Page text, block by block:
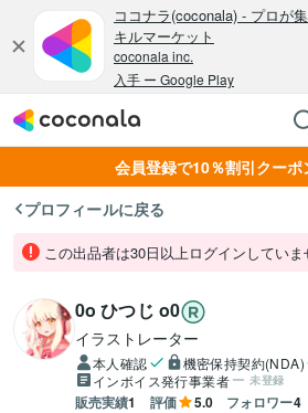
会員登録で10％割引クーポ
プロフィールに戻る
この出品者は30日以上ログインしていま
0o ひつじ o0
イラストレーター
本人確認
機密保持契約(NDA)
インボイス発行事業者
未登録
販売実績1 評価 5.0 フォロワー4